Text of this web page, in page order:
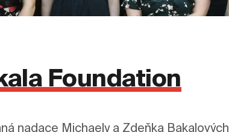
Foundation
nadace Michaely a Zdeňka Bakalových